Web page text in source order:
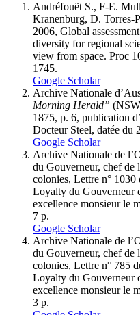
Andréfouët S., F-E.
Kranenburg, D. Torres-
2006, Global
diversity for regional
view from space. Proc
1745.
Google Scholar
Archive Nationale
Morning Herald”
1875, p. 6, publication
Docteur Steel, datée du
Google Scholar
Archive Nationale de
du Gouverneur, chef de
colonies, Lettre n°
Loyalty du Gouverneur
excellence monsieur le
7 p.
Google Scholar
Archive Nationale de
du Gouverneur, chef de
colonies, Lettre n° 785
Loyalty du Gouverneur
excellence monsieur le
3 p.